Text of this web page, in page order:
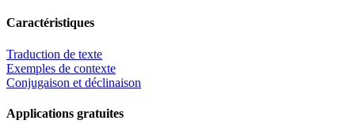
Caractéristiques
Traduction de texte
Exemples de contexte
Conjugaison et déclinaison
Applications gratuites